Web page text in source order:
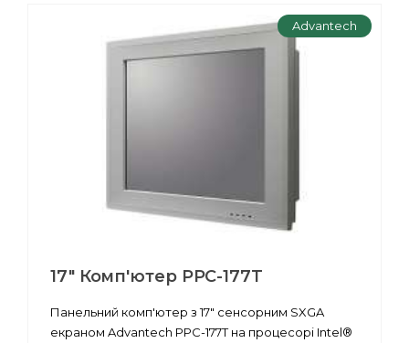
Advantech
17" Комп'ютер PPC-177T
Панельний комп'ютер з 17" сенсорним SXGA
екраном Advantech PPC-177T на процесорі Intel®